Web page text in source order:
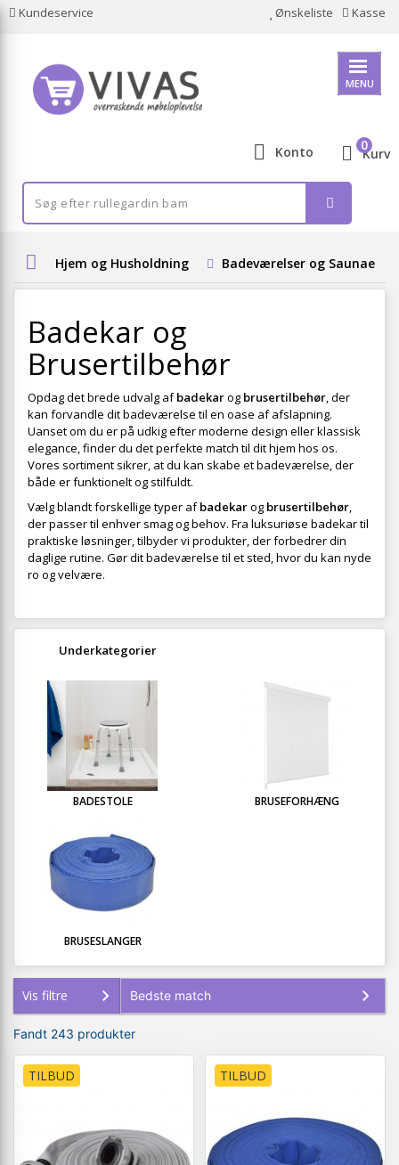
Kundeservice Ønskeliste Kasse
MENU
Konto Kurv
0
Hjem og Husholdning Badeværelser og Saunaer
Badekar og
Brusertilbehør
Opdag det brede udvalg afbadekarog brusertilbehør, der
kan forvandle dit badeværelse til en oase af afslapning.
Uanset om du er på udkig efter moderne design eller klassisk
elegance, finder du det perfekte match til dit hjem hos os.
Vores sortiment sikrer, at du kan skabe et badeværelse, der
både er funktionelt og stilfuldt.
Vælg blandt forskellige typer afbadekarog brusertilbehør,
der passer til enhver smag og behov. Fra luksuriøse badekar til
praktiske løsninger, tilbyder vi produkter, der forbedrer din
daglige rutine. Gør dit badeværelse til et sted, hvor du kan nyde
ro og velvære.
Underkategorier
BADESTOLE BRUSEFORHÆNG
BRUSESLANGER
Vis filtre
Fandt 243 produkter
TILBUD TILBUD